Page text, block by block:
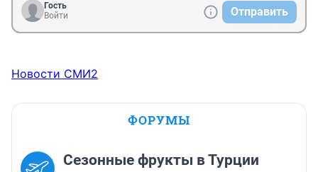
Гость
Войти
Отправить
Новости СМИ2
ФОРУМЫ
Сезонные фрукты в Турции